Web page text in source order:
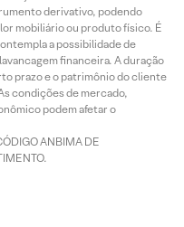
derivativo, podendo
mobiliário ou produto físico. É
a possibilidade de
financeira. A duração
prazo e o patrimônio do cliente
condições de mercado,
podem afetar o
ANBIMA DE